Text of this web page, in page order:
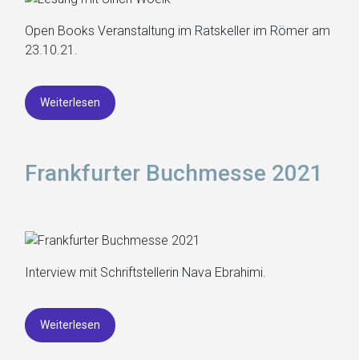
Open Books Veranstaltung im Ratskeller im Römer am
23.10.21.
Weiterlesen
Frankfurter Buchmesse 2021
Interview mit Schriftstellerin Nava Ebrahimi.
Weiterlesen